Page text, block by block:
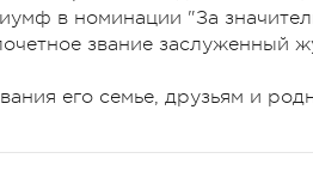
в номинации "За
звание заслуженный
его семье, друзьям и